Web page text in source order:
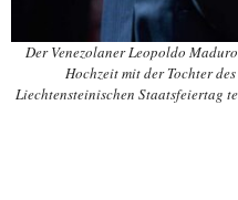
Der Venezolaner Leopoldo
Hochzeit mit der Tochter
Liechtensteinischen Staatsfeiertag